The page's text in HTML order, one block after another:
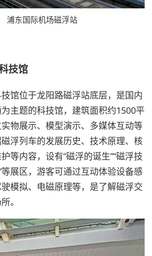
浦东国际机场磁浮站
技馆
馆位于龙阳路磁浮站底层，是国内
主题的科技馆，建筑面积约1500平
物展示、模型演示、多媒体互动等
浮列车的发展历史、技术原理、核
等内容，设有“磁浮的诞生”“磁浮技
等展区，游客可通过互动体验设备感
模拟、电磁原理等，是了解磁浮交
。